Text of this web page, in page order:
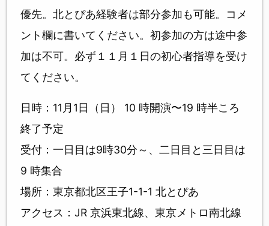
優先。北とぴあ経験者は部分参加も可能。コメ
ント欄に書いてください。初参加の方は途中参
加は不可。必ず１１月１日の初心者指導を受け
てください。
日時：11月1日（日） 10 時開演〜19 時半ころ
終了予定
受付：一日目は9時30分～、二日目と三日目は
9 時集合
場所：東京都北区王子1-1-1 北とぴあ
アクセス：JR 京浜東北線、東京メトロ南北線